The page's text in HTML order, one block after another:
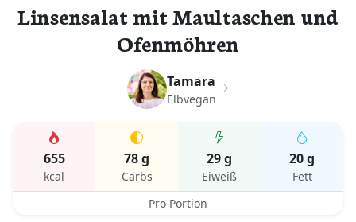
Linsensalat mit Maultaschen und
Ofenmöhren
Tamara
Elbvegan
655
kcal
78 g
Carbs
29 g
Eiweiß
20 g
Fett
Pro Portion